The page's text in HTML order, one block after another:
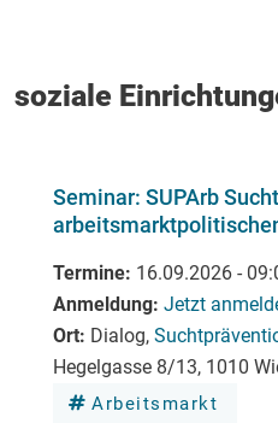
soziale
Seminar: SUPArb
Termine 16.09.2026 -
Anmeldung Jetzt
Ort Dialog,
Hegelgasse 8/13, 1010
Arbeitsmarkt